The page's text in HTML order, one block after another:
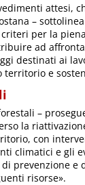
attesi,
–
per la
ad
destinati ai
territorio e
–
la
con
climatici e gli
prevenzione
risorse».